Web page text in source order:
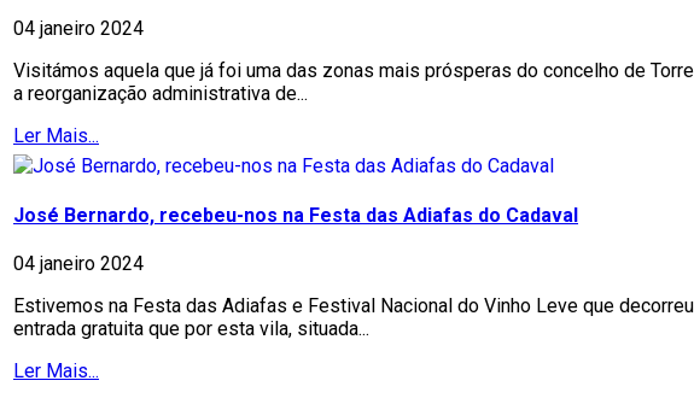
04 janeiro 2024
Visitámos aquela que já foi uma das zonas mais prósperas do concelho de
a reorganização administrativa de...
Ler Mais...
José Bernardo, recebeu-nos na Festa das Adiafas do Cadaval
04 janeiro 2024
Estivemos na Festa das Adiafas e Festival Nacional do Vinho Leve que
entrada gratuita que por esta vila, situada...
Ler Mais...